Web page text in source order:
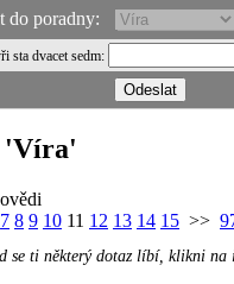
do poradny:
sta dvacet sedm:
'Víra'
7 8 9 10 11 12 13 14 15 >>
se ti některý dotaz líbí, klikni na